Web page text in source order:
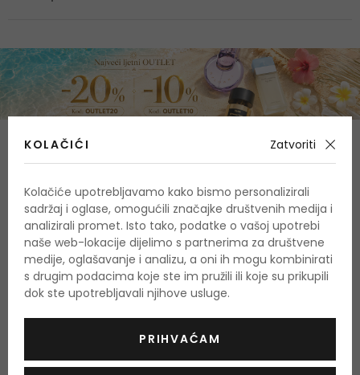
Sastav
Gornje note
limun, biljne note, drvenasti tonovi, bergamot, limeta
Srednje note
lavanda, kadulja
Bazne note
cedrovo drvo, vetiver, bobice smreke, muškatna kadulja,
mahovina
KOLAČIĆI Zatvoriti
Kolačiće upotrebljavamo kako bismo personalizirali
sadržaj i oglase, omogućili značajke društvenih medija i
analizirali promet. Isto tako, podatke o vašoj upotrebi
naše web-lokacije dijelimo s partnerima za društvene
medije, oglašavanje i analizu, a oni ih mogu kombinirati
s drugim podacima koje ste im pružili ili koje su prikupili
dok ste upotrebljavali njihove usluge.
PRIHVAĆAM